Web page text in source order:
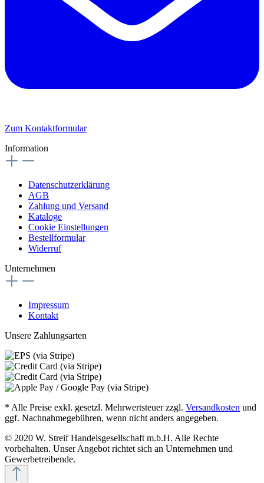
Zum Kontaktformular
Information
Datenschutzerklärung
AGB
Zahlung und Versand
Kataloge
Cookie Einstellungen
Bestellformular
Widerruf
Unternehmen
Impressum
Kontakt
Unsere Zahlungsarten
* Alle Preise exkl. gesetzl. Mehrwertsteuer zzgl. Versandkosten und
ggf. Nachnahmegebühren, wenn nicht anders angegeben.
© 2020 W. Streif Handelsgesellschaft m.b.H. Alle Rechte
vorbehalten. Unser Angebot richtet sich an Unternehmen und
Gewerbetreibende.